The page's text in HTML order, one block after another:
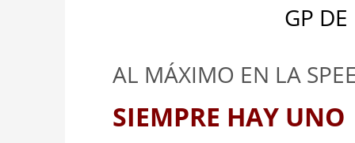
GP
AL MÁXIMO EN LA
SIEMPRE HAY UNO